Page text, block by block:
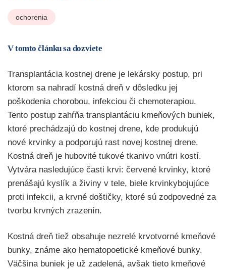
ochorenia
V tomto článku sa dozviete
Transplantácia kostnej drene je lekársky postup, pri
ktorom sa nahradí kostná dreň v dôsledku jej
poškodenia chorobou, infekciou či chemoterapiou.
Tento postup zahŕňa transplantáciu kmeňových buniek,
ktoré prechádzajú do kostnej drene, kde produkujú
nové krvinky a podporujú rast novej kostnej drene.
Kostná dreň je hubovité tukové tkanivo vnútri kostí.
Vytvára nasledujúce časti krvi: červené krvinky, ktoré
prenášajú kyslík a živiny v tele, biele krvinkybojujúce
proti infekcii, a krvné doštičky, ktoré sú zodpovedné za
tvorbu krvných zrazenín.
Kostná dreň tiež obsahuje nezrelé krvotvorné kmeňové
bunky, známe ako hematopoetické kmeňové bunky.
Väčšina buniek je už zadelená, avšak tieto kmeňové